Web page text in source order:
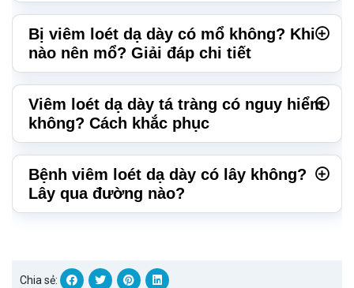
Bị viêm loét dạ dày có mổ không? Khi
nào nên mổ? Giải đáp chi tiết
Viêm loét dạ dày tá tràng có nguy hiểm
không? Cách khắc phục
Bệnh viêm loét dạ dày có lây không?
Lây qua đường nào?
Chia sẻ: